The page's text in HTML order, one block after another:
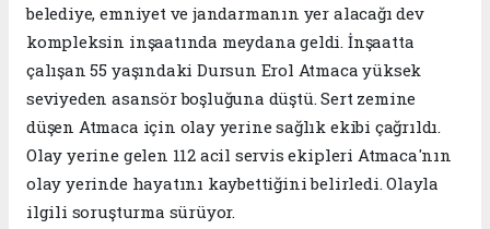
belediye, emniyet ve jandarmanın yer alacağı dev
kompleksin inşaatında meydana geldi. İnşaatta
çalışan 55 yaşındaki Dursun Erol Atmaca yüksek
seviyeden asansör boşluğuna düştü. Sert zemine
düşen Atmaca için olay yerine sağlık ekibi çağrıldı.
Olay yerine gelen 112 acil servis ekipleri Atmaca'nın
olay yerinde hayatını kaybettiğini belirledi. Olayla
ilgili soruşturma sürüyor.